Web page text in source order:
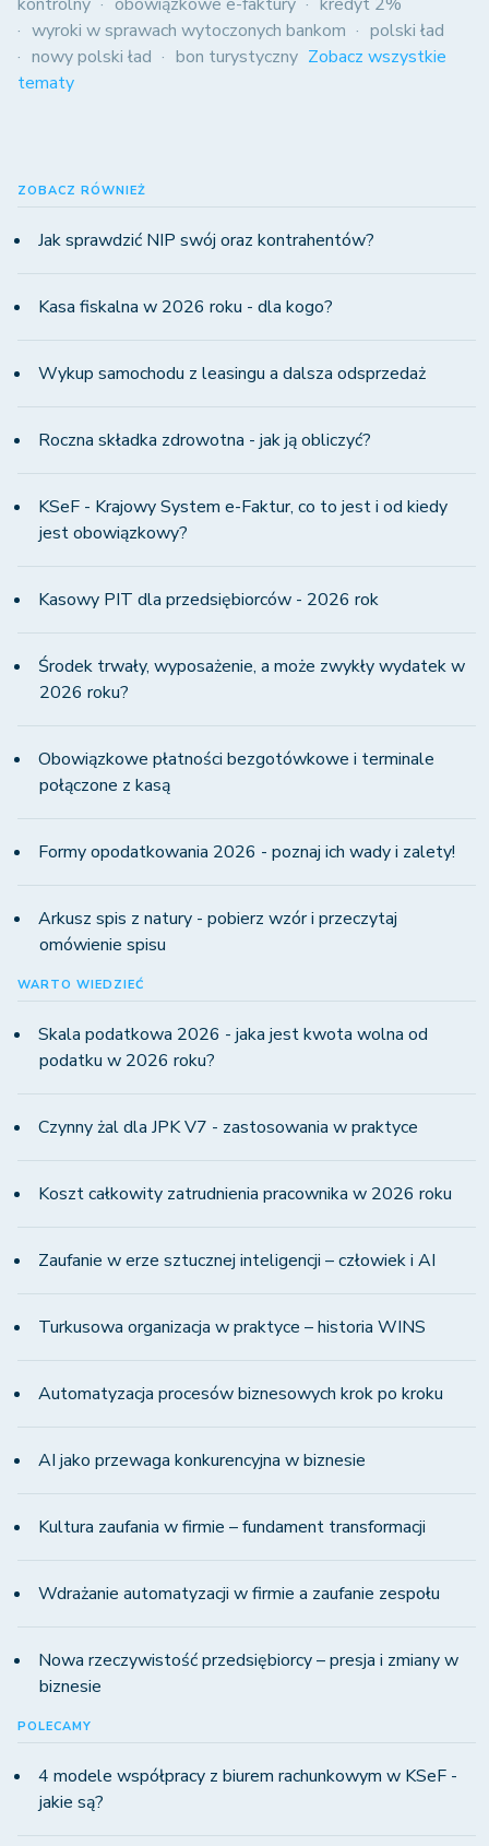
wyroki w sprawach wytoczonych bankom
polski ład
nowy polski ład
bon turystyczny Zobacz wszystkie
tematy
ZOBACZ RÓWNIEŻ
Jak sprawdzić NIP swój oraz kontrahentów?
Kasa fiskalna w 2026 roku - dla kogo?
Wykup samochodu z leasingu a dalsza odsprzedaż
Roczna składka zdrowotna - jak ją obliczyć?
KSeF - Krajowy System e-Faktur, co to jest i od kiedy
jest obowiązkowy?
Kasowy PIT dla przedsiębiorców - 2026 rok
Środek trwały, wyposażenie, a może zwykły wydatek w
2026 roku?
Obowiązkowe płatności bezgotówkowe i terminale
połączone z kasą
Formy opodatkowania 2026 - poznaj ich wady i zalety!
Arkusz spis z natury - pobierz wzór i przeczytaj
omówienie spisu
WARTO WIEDZIEĆ
Skala podatkowa 2026 - jaka jest kwota wolna od
podatku w 2026 roku?
Czynny żal dla JPK V7 - zastosowania w praktyce
Koszt całkowity zatrudnienia pracownika w 2026 roku
Zaufanie w erze sztucznej inteligencji – człowiek i AI
Turkusowa organizacja w praktyce – historia WINS
Automatyzacja procesów biznesowych krok po kroku
AI jako przewaga konkurencyjna w biznesie
Kultura zaufania w firmie – fundament transformacji
Wdrażanie automatyzacji w firmie a zaufanie zespołu
Nowa rzeczywistość przedsiębiorcy – presja i zmiany w
biznesie
POLECAMY
4 modele współpracy z biurem rachunkowym w KSeF -
jakie są?